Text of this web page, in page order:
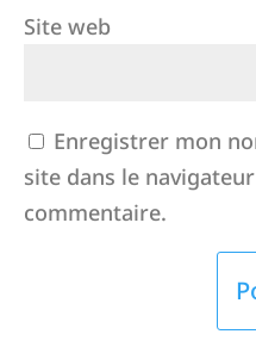
Site web
Enregistrer mon
site dans le
commentaire.